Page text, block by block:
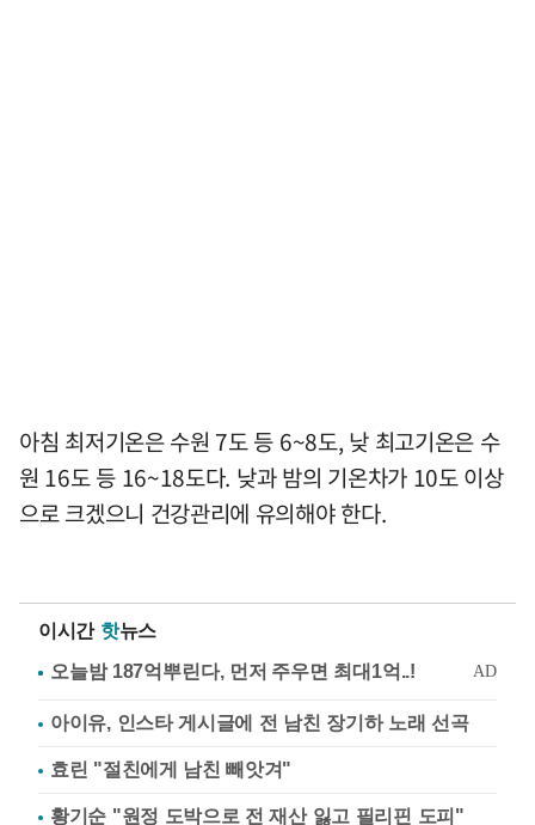
아침 최저기온은 수원 7도 등 6~8도, 낮 최고기온은 수
원 16도 등 16~18도다. 낮과 밤의 기온차가 10도 이상
으로 크겠으니 건강관리에 유의해야 한다.
이시간 핫뉴스
아이유, 인스타 게시글에 전 남친 장기하 노래 선곡
효린 "절친에게 남친 빼앗겨"
황기순 "원정 도박으로 전 재산 잃고 필리핀 도피"